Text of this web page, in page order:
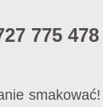
775
smakować!